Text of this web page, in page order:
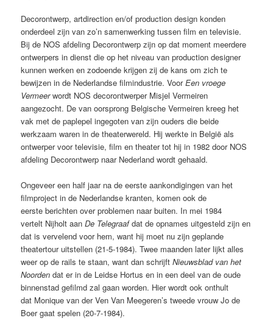
Decorontwerp, artdirection en/of production design konden
onderdeel zijn van zo’n samenwerking tussen film en televisie.
Bij de NOS afdeling Decorontwerp zijn op dat moment meerdere
ontwerpers in dienst die op het niveau van production designer
kunnen werken en zodoende krijgen zij de kans om zich te
bewijzen in de Nederlandse filmindustrie.VoorEen vroege
Vermeerwordt NOS decorontwerper Misjel Vermeiren
aangezocht. De van oorsprong Belgische Vermeiren kreeg het
vak met de paplepel ingegoten van zijn ouders die beide
werkzaam waren in de theaterwereld. Hij werkte in België als
ontwerper voor televisie, film en theater tot hij in 1982 door NOS
afdeling Decorontwerp naar Nederland wordt gehaald.
Ongeveer een half jaar na de eerste aankondigingen van het
filmproject in de Nederlandse kranten, komen ook de
eerste berichten over problemen naar buiten. In mei 1984
vertelt Nijholt aanDe Telegraafdat de opnames uitgesteld zijn en
dat is vervelend voor hem, want hij moet nu zijn geplande
theatertour uitstellen (21-5-1984). Twee maanden later lijkt alles
weer op de rails te staan, want dan schrijftNieuwsblad van het
Noorden dat er in de Leidse Hortus en in een deel van de oude
binnenstad gefilmd zal gaan worden. Hier wordt ook onthult
dat Monique van der Ven Van Meegeren’s tweede vrouw Jo de
Boer gaat spelen (20-7-1984).